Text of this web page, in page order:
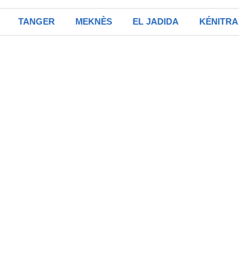
TANGER MEKNÈS EL JADIDA KÉNITRA